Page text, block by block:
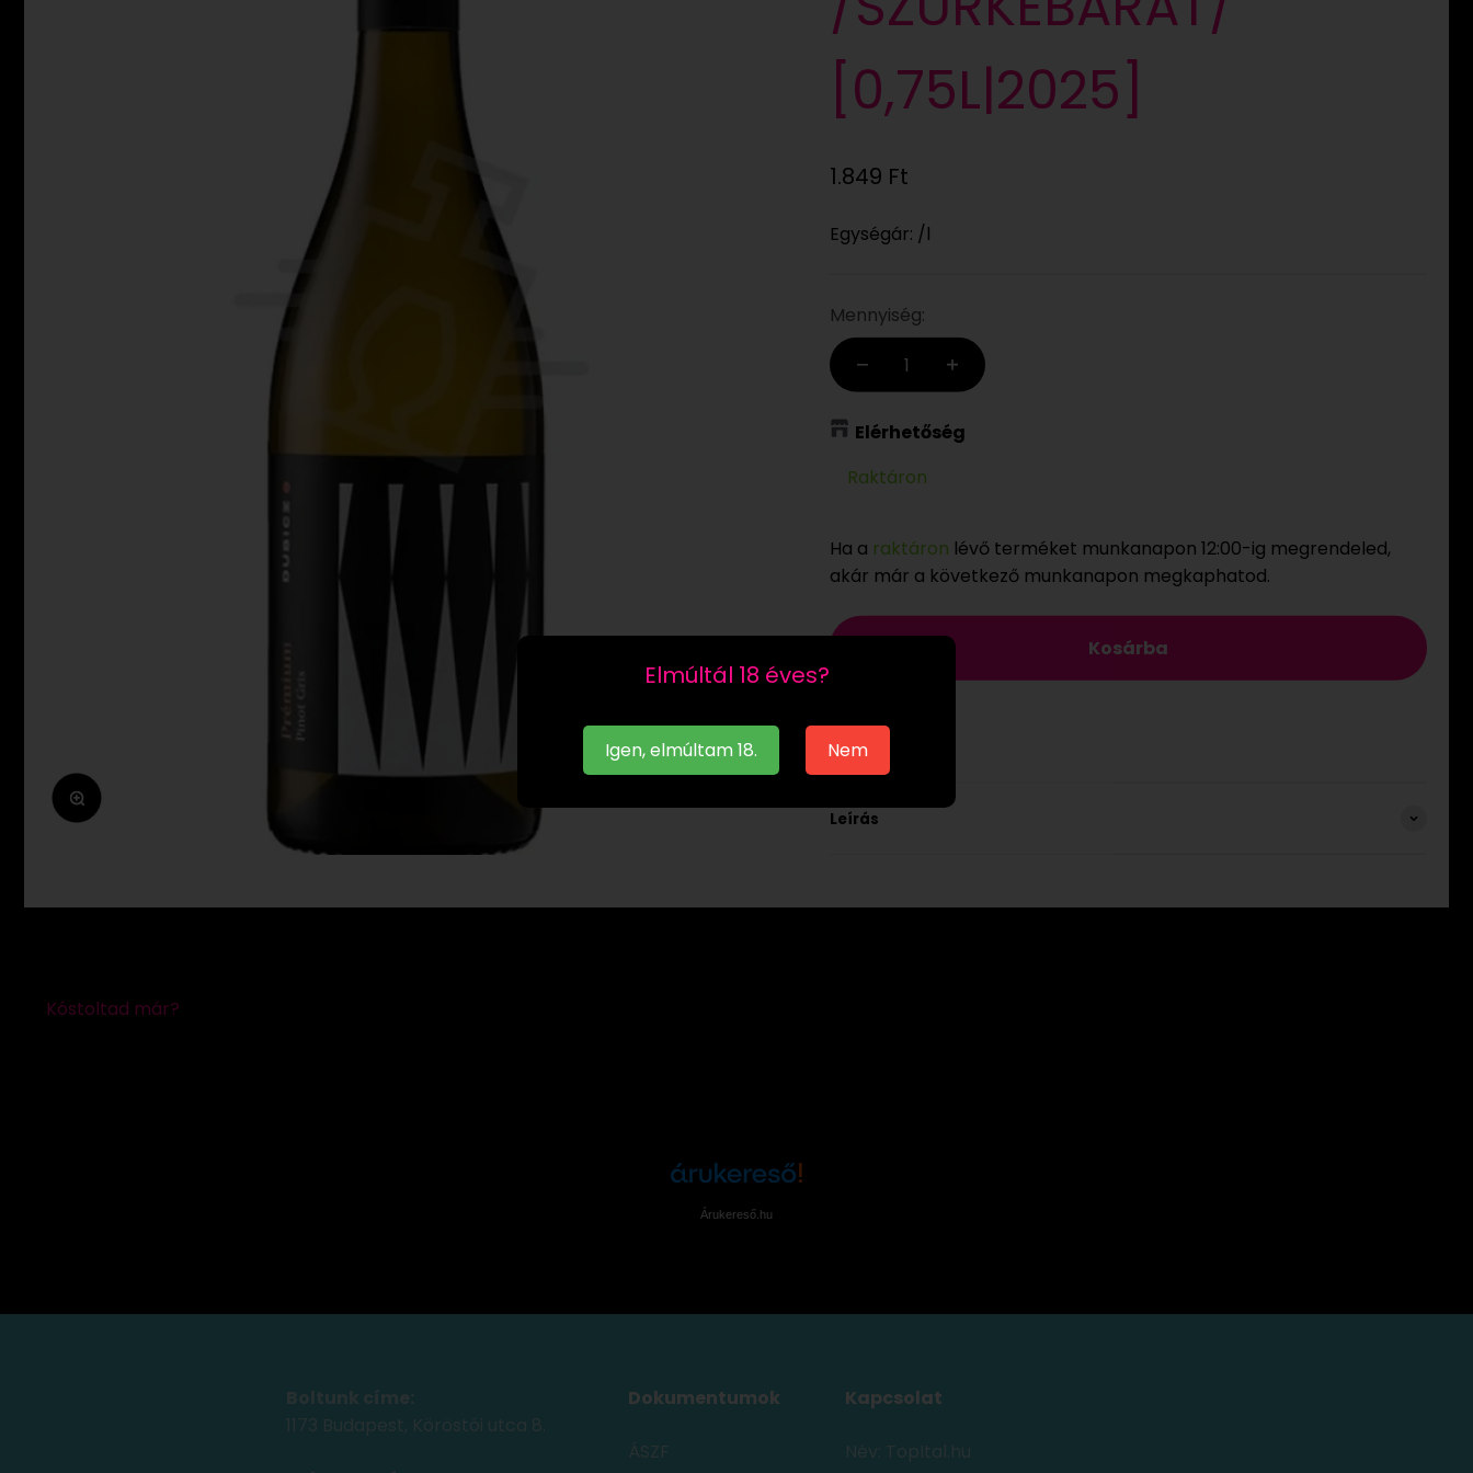
Elmúltál 18 éves?
Igen, elmúltam 18. Nem
Zoomolás
[0,75L|2025]
Eladási ár
1.849 Ft
Egységár: /l
Mennyiség:
Elérhetőség
Raktáron
Ha a raktáron lévő terméket munkanapon 12:00-ig megrendeled,
akár már a következő munkanapon megkaphatod.
Kosárba
Leírás
Árukereső.hu
Boltunk címe:
1173 Budapest, Köröstói utca 8.
Dokumentumok
ÁSZF
Kapcsolat
Név: TopItal.hu